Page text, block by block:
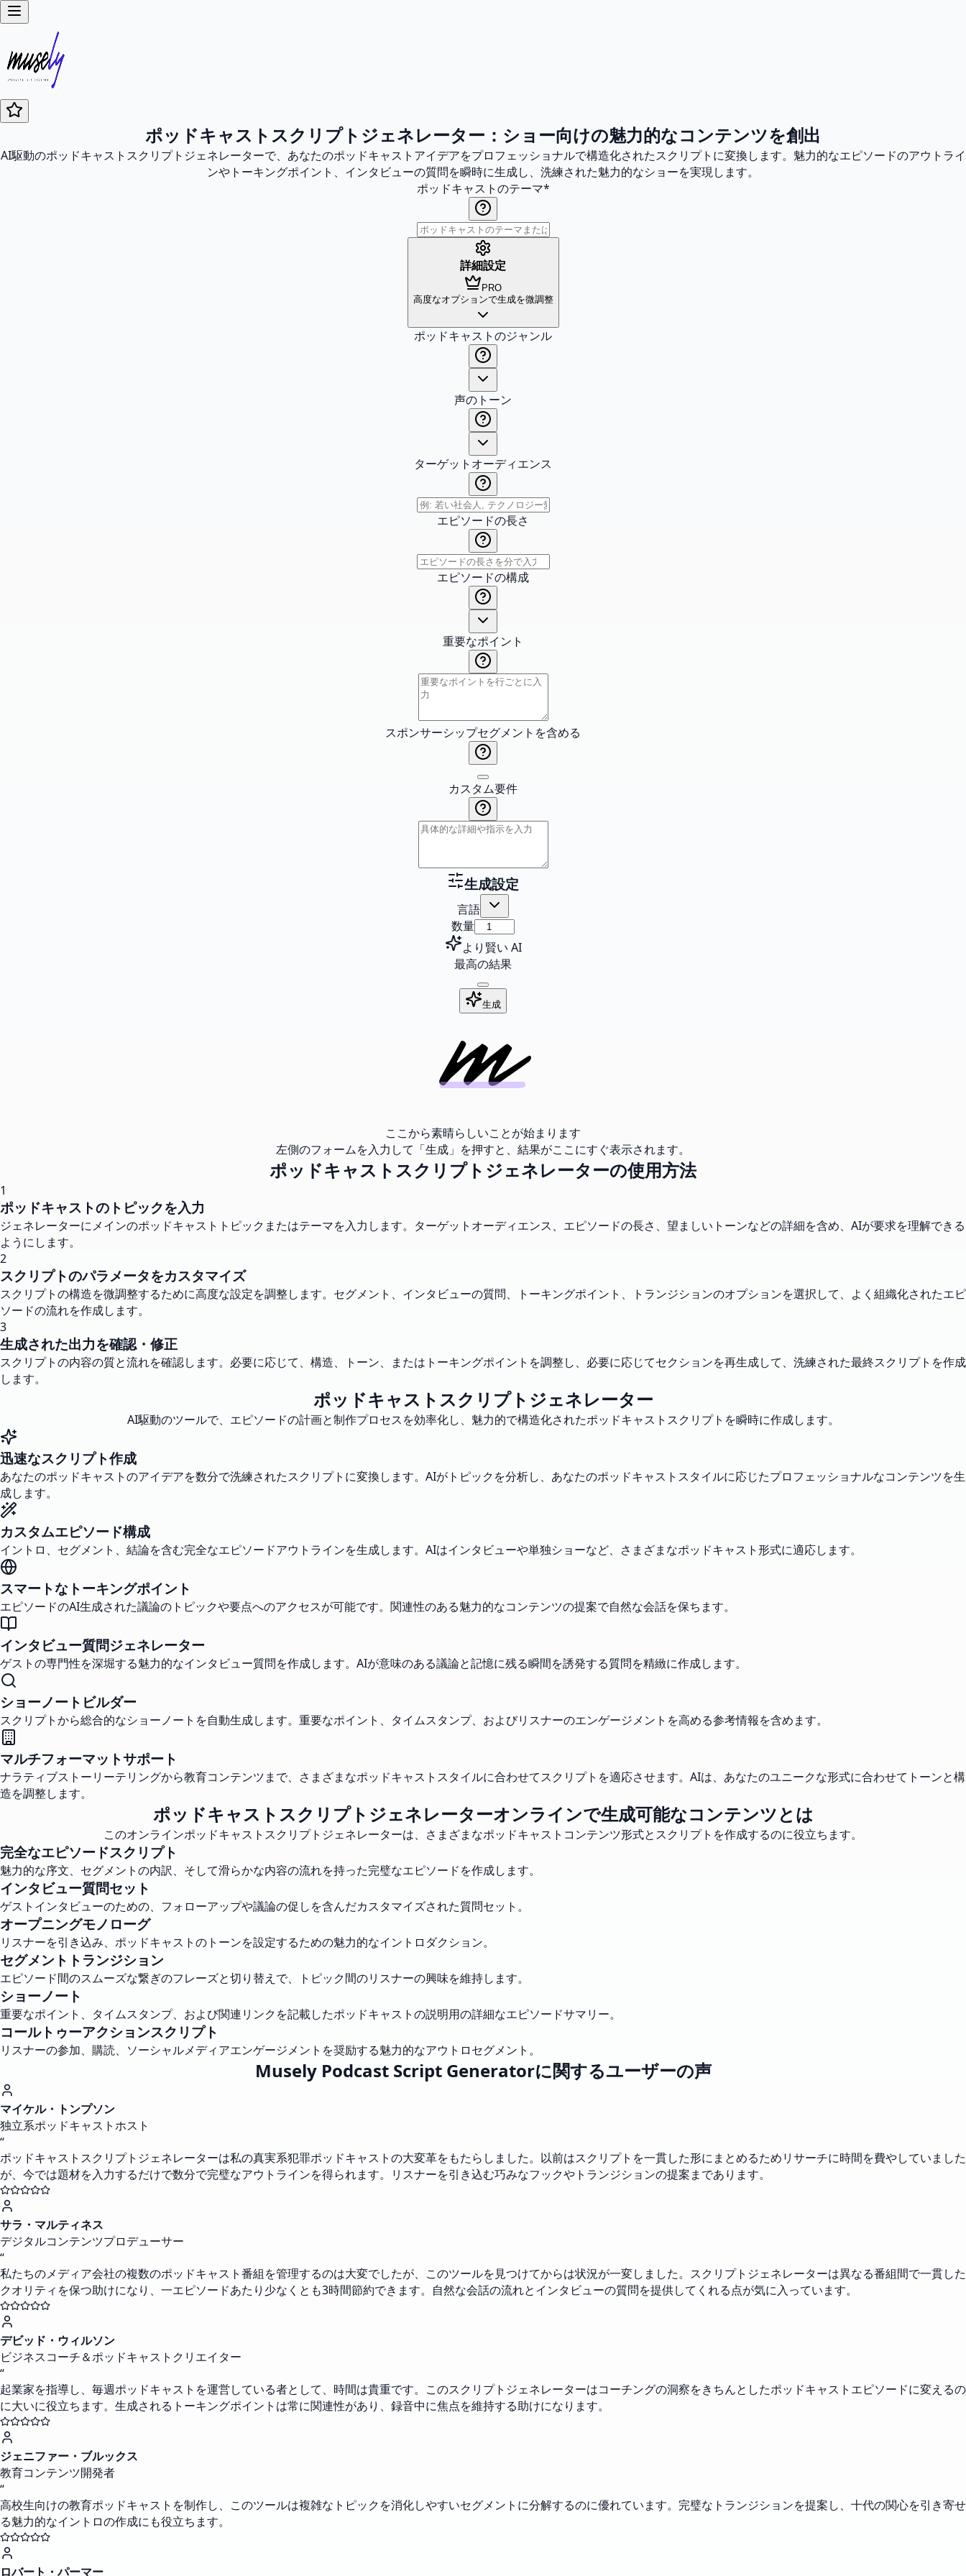
ポッドキャストスクリプトジェネレーター：ショー向けの魅力的なコンテンツを創出
AI駆動のポッドキャストスクリプトジェネレーターで、あなたのポッドキャストアイデアをプロフェッショナルで構造化されたスクリプトに変換します。魅力的なエピソードのアウトライ
ンやトーキングポイント、インタビューの質問を瞬時に生成し、洗練された魅力的なショーを実現します。
ポッドキャストのテーマ*
詳細設定
PRO
高度なオプションで生成を微調整
ポッドキャストのジャンル
声のトーン
ターゲットオーディエンス
エピソードの長さ
エピソードの構成
重要なポイント
スポンサーシップセグメントを含める
カスタム要件
生成設定
言語
数量
より賢い AI
最高の結果
生成
ここから素晴らしいことが始まります
左側のフォームを入力して「生成」を押すと、結果がここにすぐ表示されます。
ポッドキャストスクリプトジェネレーターの使用方法
1
ポッドキャストのトピックを入力
ジェネレーターにメインのポッドキャストトピックまたはテーマを入力します。ターゲットオーディエンス、エピソードの長さ、望ましいトーンなどの詳細を含め、AIが要求を理解できる
ようにします。
2
スクリプトのパラメータをカスタマイズ
スクリプトの構造を微調整するために高度な設定を調整します。セグメント、インタビューの質問、トーキングポイント、トランジションのオプションを選択して、よく組織化されたエピ
ソードの流れを作成します。
3
生成された出力を確認・修正
スクリプトの内容の質と流れを確認します。必要に応じて、構造、トーン、またはトーキングポイントを調整し、必要に応じてセクションを再生成して、洗練された最終スクリプトを作成
します。
ポッドキャストスクリプトジェネレーター
AI駆動のツールで、エピソードの計画と制作プロセスを効率化し、魅力的で構造化されたポッドキャストスクリプトを瞬時に作成します。
迅速なスクリプト作成
あなたのポッドキャストのアイデアを数分で洗練されたスクリプトに変換します。AIがトピックを分析し、あなたのポッドキャストスタイルに応じたプロフェッショナルなコンテンツを生
成します。
カスタムエピソード構成
イントロ、セグメント、結論を含む完全なエピソードアウトラインを生成します。AIはインタビューや単独ショーなど、さまざまなポッドキャスト形式に適応します。
スマートなトーキングポイント
エピソードのAI生成された議論のトピックや要点へのアクセスが可能です。関連性のある魅力的なコンテンツの提案で自然な会話を保ちます。
インタビュー質問ジェネレーター
ゲストの専門性を深堀する魅力的なインタビュー質問を作成します。AIが意味のある議論と記憶に残る瞬間を誘発する質問を精緻に作成します。
ショーノートビルダー
スクリプトから総合的なショーノートを自動生成します。重要なポイント、タイムスタンプ、およびリスナーのエンゲージメントを高める参考情報を含めます。
マルチフォーマットサポート
ナラティブストーリーテリングから教育コンテンツまで、さまざまなポッドキャストスタイルに合わせてスクリプトを適応させます。AIは、あなたのユニークな形式に合わせてトーンと構
造を調整します。
ポッドキャストスクリプトジェネレーターオンラインで生成可能なコンテンツとは
このオンラインポッドキャストスクリプトジェネレーターは、さまざまなポッドキャストコンテンツ形式とスクリプトを作成するのに役立ちます。
完全なエピソードスクリプト
魅力的な序文、セグメントの内訳、そして滑らかな内容の流れを持った完璧なエピソードを作成します。
インタビュー質問セット
ゲストインタビューのための、フォローアップや議論の促しを含んだカスタマイズされた質問セット。
オープニングモノローグ
リスナーを引き込み、ポッドキャストのトーンを設定するための魅力的なイントロダクション。
セグメントトランジション
エピソード間のスムーズな繋ぎのフレーズと切り替えで、トピック間のリスナーの興味を維持します。
ショーノート
重要なポイント、タイムスタンプ、および関連リンクを記載したポッドキャストの説明用の詳細なエピソードサマリー。
コールトゥーアクションスクリプト
リスナーの参加、購読、ソーシャルメディアエンゲージメントを奨励する魅力的なアウトロセグメント。
Musely Podcast Script Generatorに関するユーザーの声
マイケル・トンプソン
独立系ポッドキャストホスト
“
ポッドキャストスクリプトジェネレーターは私の真実系犯罪ポッドキャストの大変革をもたらしました。以前はスクリプトを一貫した形にまとめるためリサーチに時間を費やしていました
が、今では題材を入力するだけで数分で完璧なアウトラインを得られます。リスナーを引き込む巧みなフックやトランジションの提案まであります。
サラ・マルティネス
デジタルコンテンツプロデューサー
“
私たちのメディア会社の複数のポッドキャスト番組を管理するのは大変でしたが、このツールを見つけてからは状況が一変しました。スクリプトジェネレーターは異なる番組間で一貫した
クオリティを保つ助けになり、一エピソードあたり少なくとも3時間節約できます。自然な会話の流れとインタビューの質問を提供してくれる点が気に入っています。
デビッド・ウィルソン
ビジネスコーチ＆ポッドキャストクリエイター
“
起業家を指導し、毎週ポッドキャストを運営している者として、時間は貴重です。このスクリプトジェネレーターはコーチングの洞察をきちんとしたポッドキャストエピソードに変えるの
に大いに役立ちます。生成されるトーキングポイントは常に関連性があり、録音中に焦点を維持する助けになります。
ジェニファー・ブルックス
教育コンテンツ開発者
“
高校生向けの教育ポッドキャストを制作し、このツールは複雑なトピックを消化しやすいセグメントに分解するのに優れています。完璧なトランジションを提案し、十代の関心を引き寄せ
る魅力的なイントロの作成にも役立ちます。
ロバート・パーマー